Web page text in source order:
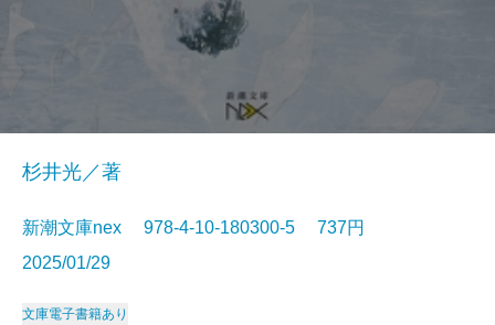
杉井光／著
新潮文庫nex 978-4-10-180300-5 737円
2025/01/29
文庫電子書籍あり